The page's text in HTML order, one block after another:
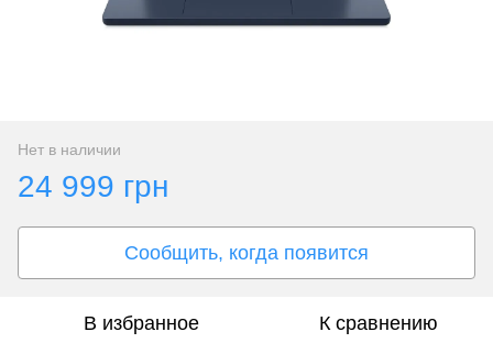
Нет в наличии
24 999 грн
Сообщить, когда появится
В избранное К сравнению